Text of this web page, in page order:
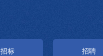
招标 招聘